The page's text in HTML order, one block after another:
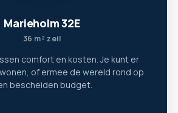
Marieholm 32E
36 m² zeil
comfort en kosten. Je kunt er
of ermee de wereld rond op
bescheiden budget.